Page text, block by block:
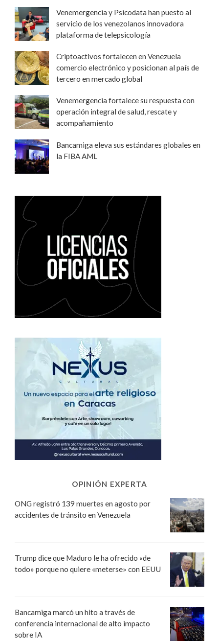
Venemergencia y Psicodata han puesto al
servicio de los venezolanos innovadora
plataforma de telepsicología
Criptoactivos fortalecen en Venezuela
comercio electrónico y posicionan al país de
tercero en mercado global
Venemergencia fortalece su respuesta con
operación integral de salud, rescate y
acompañamiento
Bancamiga eleva sus estándares globales en
la FIBA AML
OPINIÓN EXPERTA
ONG registró 139 muertes en agosto por
accidentes de tránsito en Venezuela
Trump dice que Maduro le ha ofrecido «de
todo» porque no quiere «meterse» con EEUU
Bancamiga marcó un hito a través de
conferencia internacional de alto impacto
sobre IA